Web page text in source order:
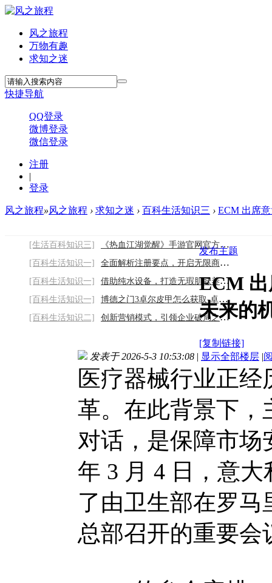
风之旅程
万物有趣
求知之迷
快捷导航
QQ登录
微博登录
微信登录
注册
|
登录
风之旅程»风之旅程 › 求知之迷 › 百科生活知识三 › ECM 出席
[生活百科知识三]
《热血江湖觉醒》手游官网官方下载链接：开
[百科生活知识一]
全面解析注册要点，开启无限商业可能2026/8
[百科生活知识一]
借助纯水设备，打造无瑕肌肤养护方案2026/8
[百科生活知识一]
博德之门3卓尔皮甲怎么获取-卓尔皮甲获取攻
[百科生活知识二]
创新营销模式，引领企业破局之路2026/8/8
发布主题
ECM
未来的
[复制链接]
发表于 2026-5-3 10:53:08 | 显示全部楼层 |
医疗器械行业正
革。在此背景下，
对话，是保障市场
年 3 月 4 日，意
了由卫生部在罗马
总部召开的重要会